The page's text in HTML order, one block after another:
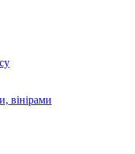
вінірами